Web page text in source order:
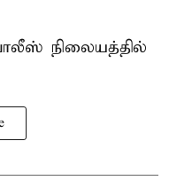
நிலையத்தில்